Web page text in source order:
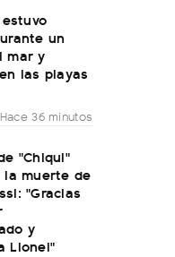
un
mar y
las playas
Hace 36 minutos
"Chiqui"
la muerte de
"Gracias
y
Lionel"